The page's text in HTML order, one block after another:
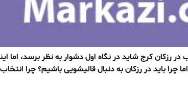
رزکان کرج شاید در نگاه اول دشوار به نظر برسد،
باید در رزکان به دنبال قالیشویی باشیم؟ چرا